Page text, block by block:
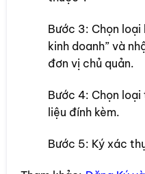
Bước 3: Chọn loại
kinh doanh” và
đơn vị chủ quản.
Bước 4: Chọn
liệu đính kèm.
Bước 5: Ký xác